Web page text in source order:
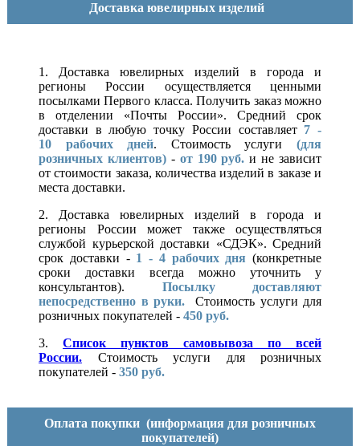
Доставка ювелирных изделий
1. Доставка ювелирных изделий в города и
регионы России осуществляется ценными
посылками Первого класса. Получить заказ можно
в отделении «Почты России». Средний срок
доставки в любую точку России составляет 7 -
10 рабочих дней. Стоимость услуги(для
розничных клиентов)- от 190 руб. и не зависит
от стоимости заказа, количества изделий в заказе и
места доставки.
2. Доставка ювелирных изделий в города и
регионы России может также осуществляться
службой курьерской доставки «СДЭК». Средний
срок доставки - 1 - 4 рабочих дня (конкретные
сроки доставки всегда можно уточнить у
консультантов). Посылку доставляют
непосредственно в руки.
Стоимость услуги для
розничных покупателей - 450 руб.
3. Список пунктов самовывоза по всей
России.
Стоимость услуги для розничных
покупателей - 350 руб.
Оплата покупки (информация для розничных
покупателей)